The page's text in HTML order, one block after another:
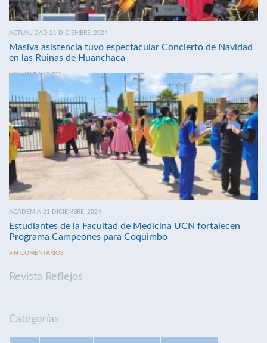
ACTUALIDAD 21 DICIEMBRE, 2024
Masiva asistencia tuvo espectacular Concierto de Navidad
en las Ruinas de Huanchaca
SIN COMENTARIOS
ACADEMIA 21 DICIEMBRE, 2024
Estudiantes de la Facultad de Medicina UCN fortalecen
Programa Campeones para Coquimbo
SIN COMENTARIOS
Revista Reflejos
Categorías